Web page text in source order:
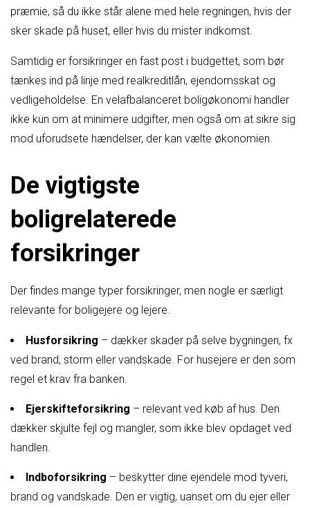
præmie, så du ikke står alene med hele regningen, hvis der
sker skade på huset, eller hvis du mister indkomst.
Samtidig er forsikringer en fast post i budgettet, som bør
tænkes ind på linje med realkreditlån, ejendomsskat og
vedligeholdelse. En velafbalanceret boligøkonomi handler
ikke kun om at minimere udgifter, men også om at sikre sig
mod uforudsete hændelser, der kan vælte økonomien.
De vigtigste
boligrelaterede
forsikringer
Der findes mange typer forsikringer, men nogle er særligt
relevante for boligejere og lejere.
Husforsikring – dækker skader på selve bygningen, fx
ved brand, storm eller vandskade. For husejere er den som
regel et krav fra banken.
Ejerskifteforsikring – relevant ved køb af hus. Den
dækker skjulte fejl og mangler, som ikke blev opdaget ved
handlen.
Indboforsikring – beskytter dine ejendele mod tyveri,
brand og vandskade. Den er vigtig, uanset om du ejer eller